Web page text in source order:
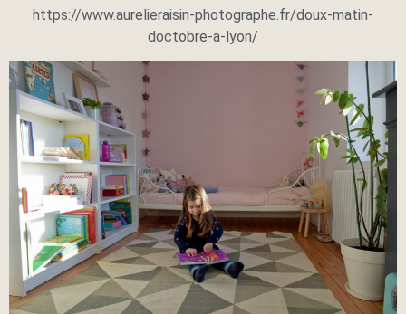
https://www.aurelieraisin-photographe.fr/doux-matin-
doctobre-a-lyon/